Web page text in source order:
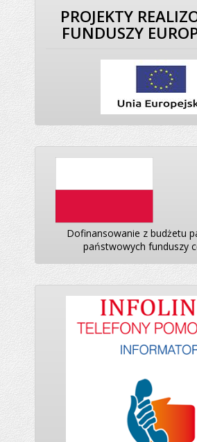
PROJEKTY
FUNDUSZY
Dofinansowanie z budżetu
państwowych funduszy